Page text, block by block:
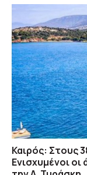
Καιρός: Στους
Ενισχυμένοι